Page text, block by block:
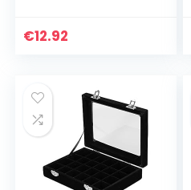
van een
€12.92